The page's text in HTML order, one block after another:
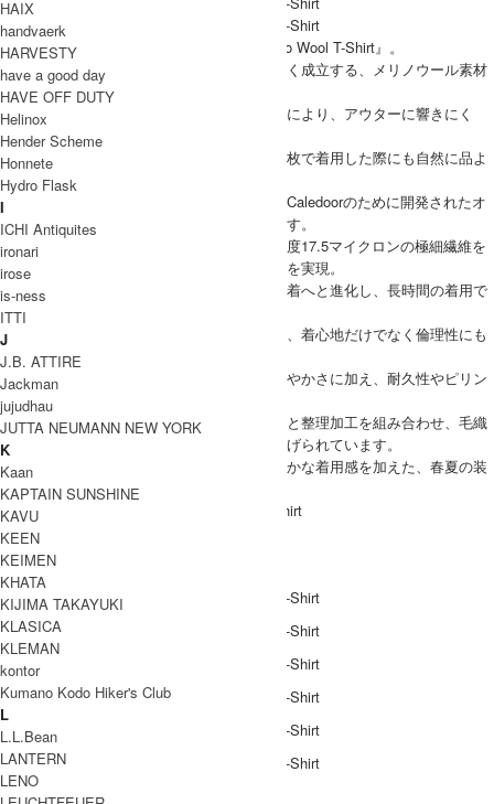
Caledoor（カレドアー）より、『Light Merino Wool T-Shirt』。
ベースレイヤーとしても一枚着としても美しく成立する、メリノウール素材
のTシャツです。
フライスやリブを極力抑えたソリッドな設計により、アウターに響きにく
く、すっきりとした印象に仕上げています。
ネックはリブを配さない端正な佇まいで、一枚で着用した際にも自然に品よ
くまとまるバランスを追求。
今シーズンは素材からフルリニューアルし、Caledoorのために開発されたオ
リジナルのメリノウール天竺を採用しています。
ニュージーランド産メリノを原料に、平均繊度17.5マイクロンの極細繊維を
使用することで、繊細でなめらかな肌当たりを実現。
従来よりも軽く、強く、毛玉ができにくい一着へと進化し、長時間の着用で
も快適に過ごせます。
原料にはノンミュールジングウールを使用し、着心地だけでなく倫理性にも
配慮。
細番手の糸使いによる空気をまとうような軽やかさに加え、耐久性やピリン
グ耐性も高めています。
さらに、生地の斜行を抑えるために編み設計と整理加工を組み合わせ、毛織
物の産地である尾州にて安定した品質に仕上げられています。
メリノウールが持つ調湿性や防臭性に、軽やかな着用感を加えた、春夏の装
いに心地よく寄り添う一枚です。
Caledoor(カレドアー) Light Merino Wool T-Shirt
COODINATE
DETAIL
HAIX
handvaerk
HARVESTY
have a good day
HAVE OFF DUTY
Helinox
Hender Scheme
Honnete
Hydro Flask
I
ICHI Antiquites
ironari
irose
is-ness
ITTI
J
J.B. ATTIRE
Jackman
jujudhau
JUTTA NEUMANN NEW YORK
K
Kaan
KAPTAIN SUNSHINE
KAVU
KEEN
KEIMEN
KHATA
KIJIMA TAKAYUKI
KLASICA
KLEMAN
kontor
Kumano Kodo Hiker's Club
L
L.L.Bean
LANTERN
LENO